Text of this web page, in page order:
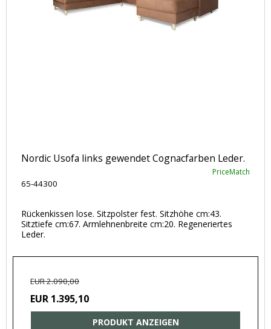
Nordic Usofa links gewendet Cognacfarben Leder.
PriceMatch
65-44300
Rückenkissen lose. Sitzpolster fest. Sitzhöhe cm:43.
Sitztiefe cm:67. Armlehnenbreite cm:20. Regeneriertes
Leder.
EUR 2.090,00
EUR 1.395,10
PRODUKT ANZEIGEN